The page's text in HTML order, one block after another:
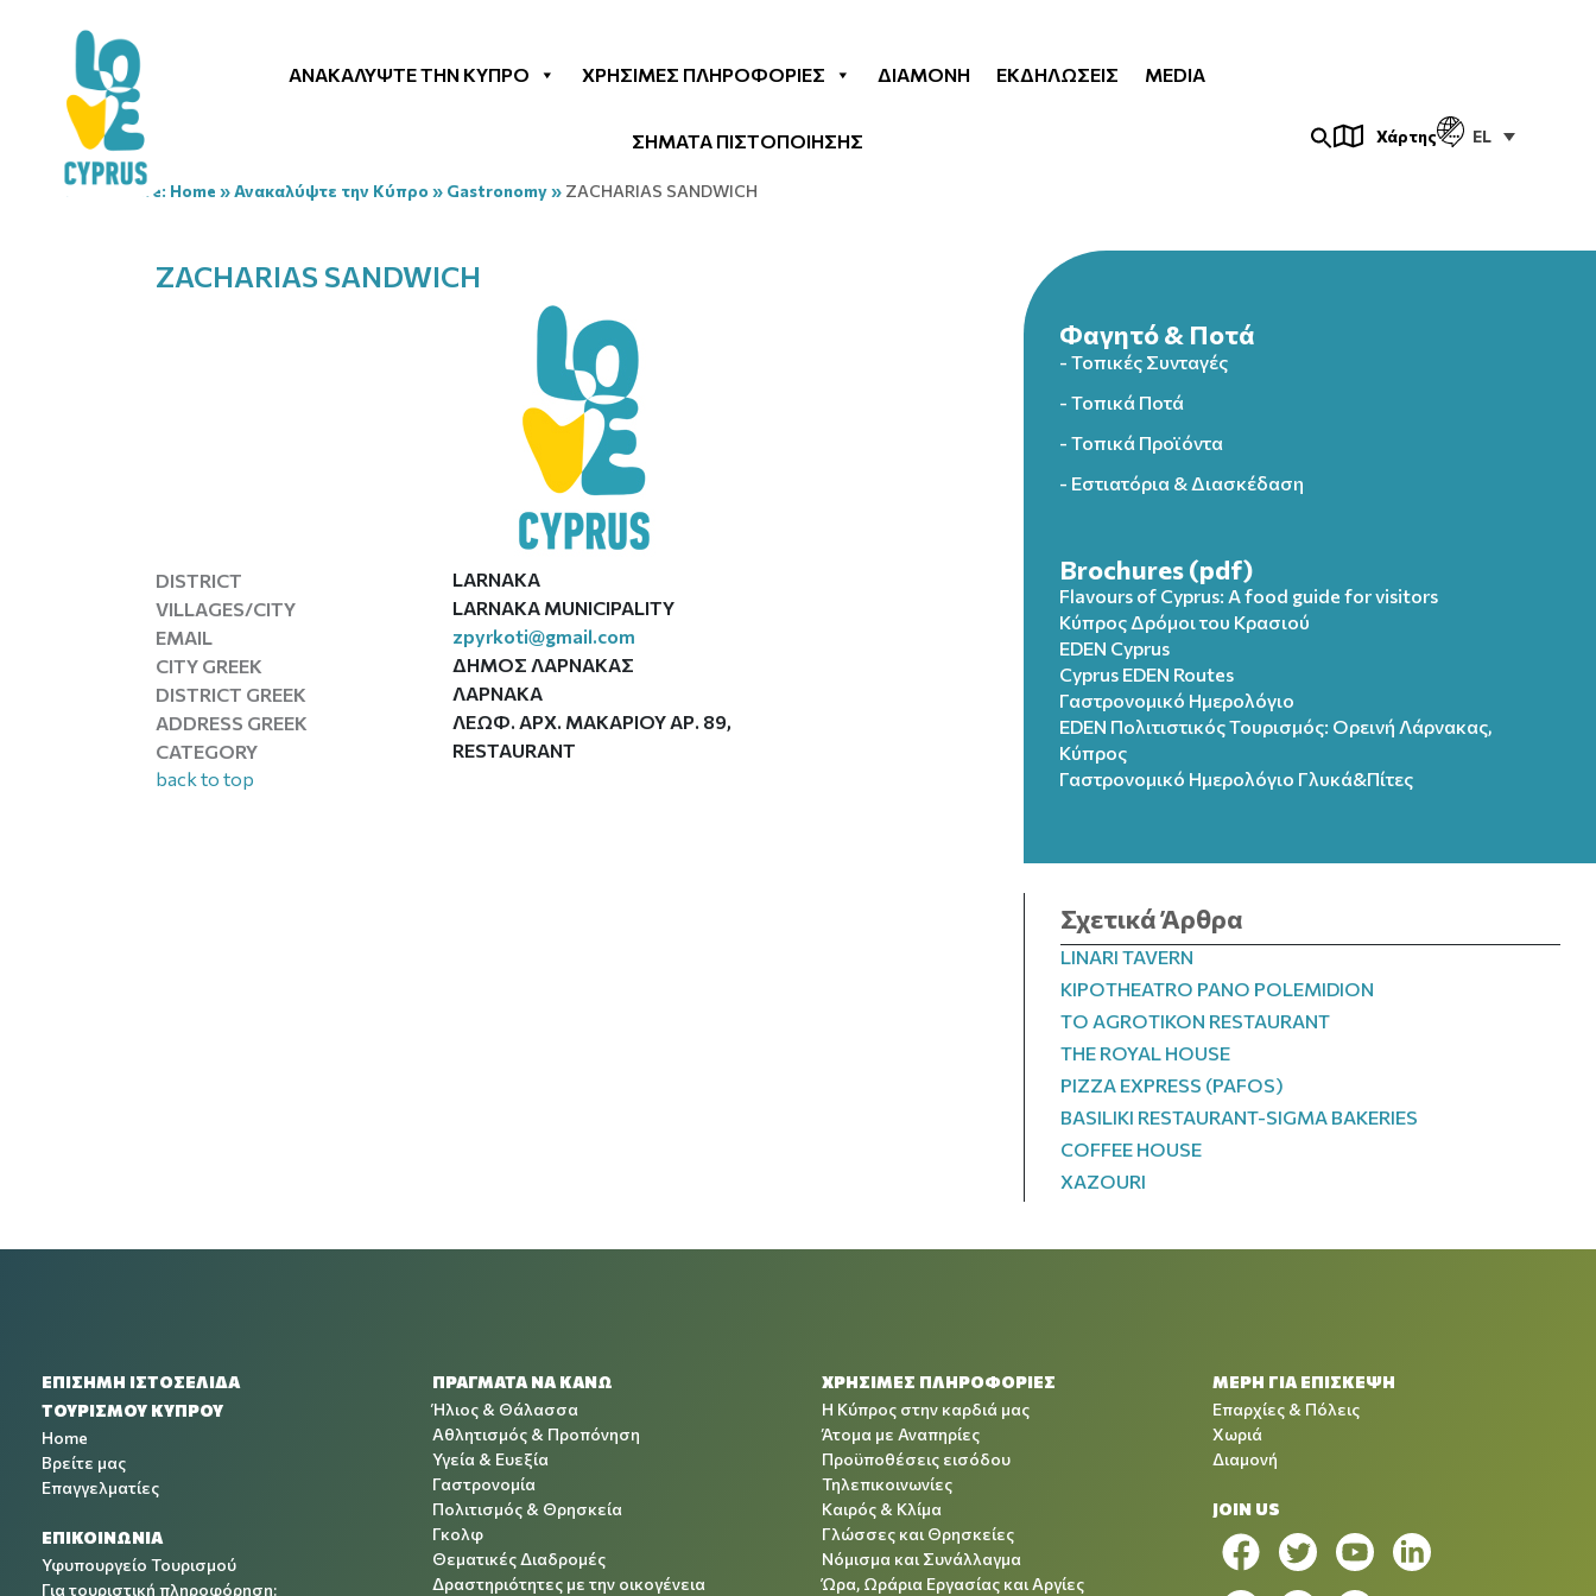
ΑΝΑΚΑΛΎΨΤΕ ΤΗΝ ΚΎΠΡΟ ΧΡΉΣΙΜΕΣ ΠΛΗΡΟΦΟΡΊΕΣ ΔΙΑΜΟΝΉ ΕΚΔΗΛΏΣΕΙΣ MEDIA
ΣΗΜΑΤΑ ΠΙΣΤΟΠΟΙΗΣΗΣ Χάρτης EL
You are here: Home »Ανακαλύψτε την Κύπρο » Gastronomy» ZACHARIAS SANDWICH
ZACHARIAS SANDWICH
DISTRICT
LARNAKA
VILLAGES/CITY
LARNAKA MUNICIPALITY
EMAIL
zpyrkoti@gmail.com
CITY GREEK
ΔΗΜΟΣ ΛΑΡΝΑΚΑΣ
DISTRICT GREEK
ΛΑΡΝΑΚΑ
ADDRESS GREEK
ΛΕΩΦ. ΑΡΧ. ΜΑΚΑΡΙΟΥ ΑΡ. 89,
CATEGORY
RESTAURANT
back to top
Φαγητό & Ποτά
- Τοπικές Συνταγές
- Τοπικά Ποτά
- Τοπικά Προϊόντα
- Εστιατόρια & Διασκέδαση
Brochures (pdf)
Flavours of Cyprus: A food guide for visitors
Κύπρος Δρόμοι του Κρασιού
EDEN Cyprus
Cyprus EDEN Routes
Γαστρονομικό Ημερολόγιο
EDEN Πολιτιστικός Τουρισμός: Ορεινή Λάρνακας,
Κύπρος
Γαστρονομικό Ημερολόγιo Γλυκά&Πίτες
Σχετικά Άρθρα
LINARI TAVERN
KIPOTHEATRO PANO POLEMIDION
TO AGROTIKON RESTAURANT
THE ROYAL HOUSE
PIZZA EXPRESS (PAFOS)
BASILIKI RESTAURANT-SIGMA BAKERIES
COFFEE HOUSE
XAZOURI
ΕΠΙΣΗΜΗ ΙΣΤΟΣΕΛΙΔΑ
ΤΟΥΡΙΣΜΟΥ ΚΥΠΡΟΥ
Home
Βρείτε μας
Επαγγελματίες
ΕΠΙΚΟΙΝΩΝΙΑ
Υφυπουργείο Τουρισμού
Για τουριστική πληροφόρηση:
ΠΡΑΓΜΑΤΑ ΝΑ ΚΑΝΩ
Ήλιος & Θάλασσα
Αθλητισμός & Προπόνηση
Υγεία & Ευεξία
Γαστρονομία
Πολιτισμός & Θρησκεία
Γκολφ
Θεματικές Διαδρομές
Δραστηριότητες με την οικογένεια
ΧΡΉΣΙΜΕΣ ΠΛΗΡΟΦΟΡΊΕΣ
Η Κύπρος στην καρδιά μας
Άτομα με Αναπηρίες
Προϋποθέσεις εισόδου
Τηλεπικοινωνίες
Καιρός & Κλίμα
Γλώσσες και Θρησκείες
Νόμισμα και Συνάλλαγμα
Ώρα, Ωράρια Εργασίας και Αργίες
ΜΕΡΗ ΓΙΑ ΕΠΙΣΚΕΨΗ
Επαρχίες & Πόλεις
Χωριά
Διαμονή
JOIN US